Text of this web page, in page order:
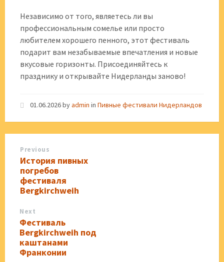
Независимо от того, являетесь ли вы
профессиональным сомелье или просто
любителем хорошего пенного, этот фестиваль
подарит вам незабываемые впечатления и новые
вкусовые горизонты. Присоединяйтесь к
празднику и открывайте Нидерланды заново!
01.06.2026byadmin in Пивные фестивали Нидерландов
Previous
История пивных
погребов
фестиваля
Bergkirchweih
Next
Фестиваль
Bergkirchweih под
каштанами
Франконии